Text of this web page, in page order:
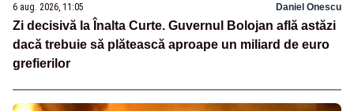
6 aug. 2026, 11:05 Daniel Onescu
Zi decisivă la Înalta Curte. Guvernul Bolojan află astăzi
dacă trebuie să plătească aproape un miliard de euro
grefierilor